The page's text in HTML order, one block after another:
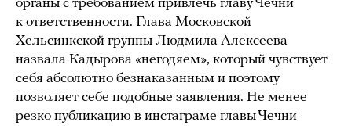
органы с требованием привлечь главу Чечни
к ответственности. Глава Московской
Хельсинкской группы Людмила Алексеева
назвала Кадырова «негодяем», который чувствует
себя абсолютно безнаказанным и поэтому
позволяет себе подобные заявления. Не менее
резко публикацию в инстаграме главы Чечни